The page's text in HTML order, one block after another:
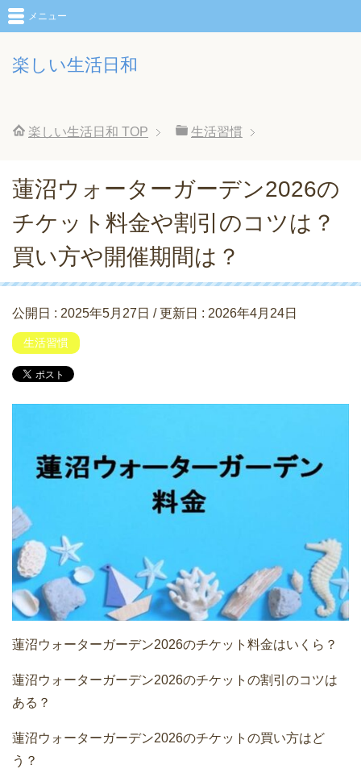
楽しい生活日和
メニュー
楽しい生活日和 TOP 生活習慣
蓮沼ウォーターガーデン2026の
チケット料金や割引のコツは？
買い方や開催期間は？
公開日 : 2025年5月27日 / 更新日 : 2026年4月24日
生活習慣
蓮沼ウォーターガーデン2026のチケット料金はいくら？
蓮沼ウォーターガーデン2026のチケットの割引のコツは
ある？
蓮沼ウォーターガーデン2026のチケットの買い方はど
う？